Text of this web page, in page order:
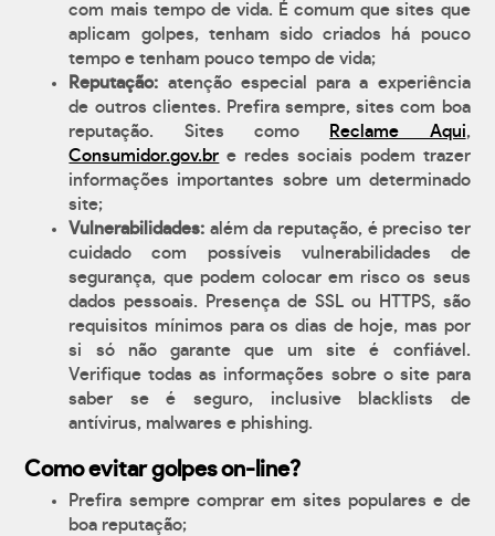
com mais tempo de vida. É comum que sites que
aplicam golpes, tenham sido criados há pouco
tempo e tenham pouco tempo de vida;
Reputação: atenção especial para a experiência
de outros clientes. Prefira sempre, sites com boa
reputação. Sites como
Reclame Aqui,
Consumidor.gov.br e redes sociais podem trazer
informações importantes sobre um determinado
site;
Vulnerabilidades: além da reputação, é preciso ter
cuidado com possíveis vulnerabilidades de
segurança, que podem colocar em risco os seus
dados pessoais. Presença de SSL ou HTTPS, são
requisitos mínimos para os dias de hoje, mas por
si só não garante que um site é confiável.
Verifique todas as informações sobre o site para
saber se é seguro, inclusive blacklists de
antívirus, malwares e phishing.
Como evitar golpes on-line?
Prefira sempre comprar em sites populares e de
boa reputação;